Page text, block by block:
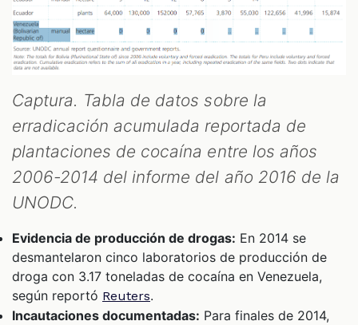
Captura. Tabla de datos sobre la
erradicación acumulada reportada de
plantaciones de cocaína entre los años
2006-2014 del informe del año 2016 de la
UNODC.
Evidencia de producción de drogas: En 2014 se
desmantelaron cinco laboratorios de producción de
droga con 3.17 toneladas de cocaína en Venezuela,
según reportó Reuters.
Incautaciones documentadas: Para finales de 2014,